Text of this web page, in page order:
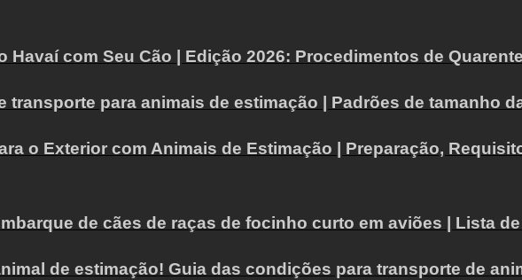
Havaí com Seu Cão | Edição 2026: Procedimentos de
transporte para animais de estimação | Padrões de tamanho
o Exterior com Animais de Estimação | Preparação,
de cães de raças de focinho curto em aviões | Lista
de estimação! Guia das condições para transporte de